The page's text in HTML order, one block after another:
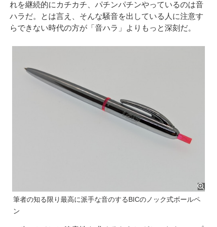
れを継続的にカチカチ、パチンパチンやっているのは音
ハラだ。とは言え、そんな騒音を出している人に注意す
らできない時代の方が「音ハラ」よりもっと深刻だ。
筆者の知る限り最高に派手な音のするBICのノック式ボールペ
ン